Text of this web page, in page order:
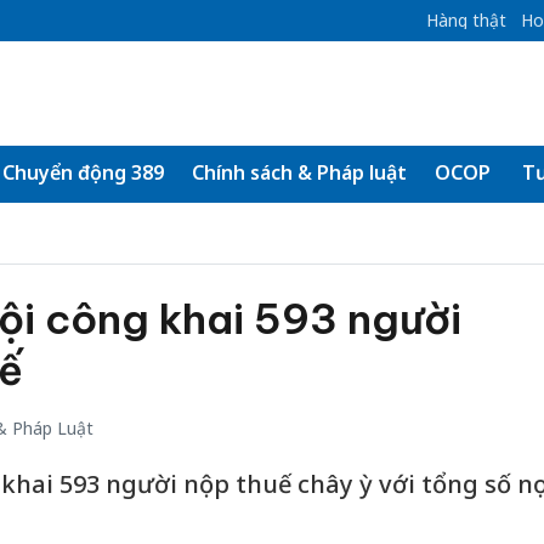
Hàng thật
Chuyển động 389 Chính sách & Pháp luật OCOP
công khai 593 người
Pháp Luật
khai 593 người nộp thuế chây ỳ với tổng số